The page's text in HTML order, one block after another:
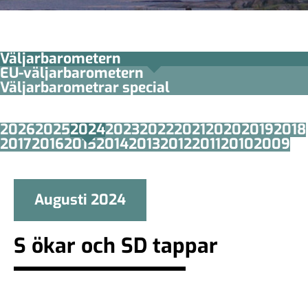
Väljarbarometern
EU-väljarbarometern
Väljarbarometrar special
202620252024202320222021202020192018
201720162015201420132012201120102009
Augusti 2024
S ökar och SD tappar